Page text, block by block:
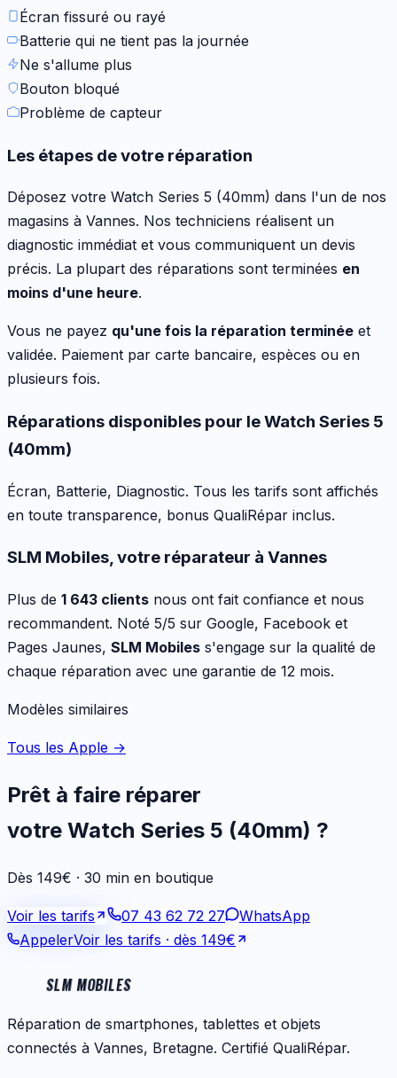
Écran fissuré ou rayé
Batterie qui ne tient pas la journée
Ne s'allume plus
Bouton bloqué
Problème de capteur
Les étapes de votre réparation
Déposez votre Watch Series 5 (40mm) dans l'un de nos
magasins à Vannes. Nos techniciens réalisent un
diagnostic immédiat et vous communiquent un devis
précis. La plupart des réparations sont terminées en
moins d'une heure.
Vous ne payez qu'une fois la réparation terminée et
validée. Paiement par carte bancaire, espèces ou en
plusieurs fois.
Réparations disponibles pour leWatch Series 5
(40mm)
Écran, Batterie, Diagnostic. Tous les tarifs sont affichés
en toute transparence, bonus QualiRépar inclus.
SLM Mobiles, votre réparateur à Vannes
Plus de 1 643 clients nous ont fait confiance et nous
recommandent. Noté 5/5 sur Google, Facebook et
Pages Jaunes, SLM Mobiles s'engage sur la qualité de
chaque réparation avec une garantie de 12 mois.
Modèles similaires
Tous les Apple →
Prêt à faire réparer
votre Watch Series 5 (40mm) ?
Dès 149€ · 30 min en boutique
Voir les tarifs 07 43 62 72 27
WhatsApp
AppelerVoir les tarifs · dès 149€
SLM MOBILES
Réparation de smartphones, tablettes et objets
connectés à Vannes, Bretagne. Certifié QualiRépar.